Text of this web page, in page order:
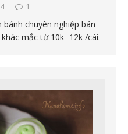
1
chuyên nghiệp bán
mắc từ 10k -12k /cái.